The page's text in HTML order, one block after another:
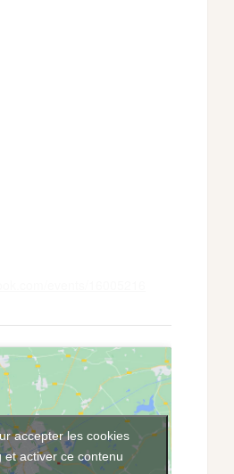
accepter les cookies
et activer ce contenu